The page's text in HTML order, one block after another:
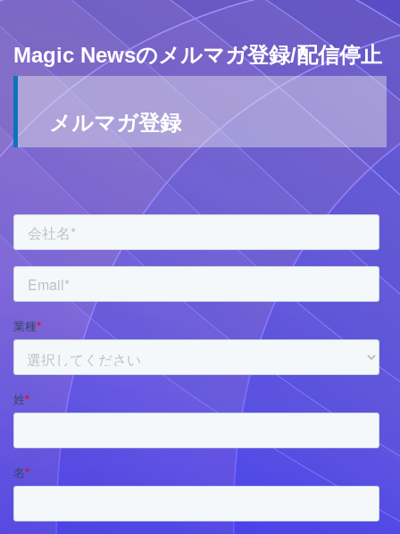
Magic Newsのメルマガ登録/配信停止
メルマガ登録